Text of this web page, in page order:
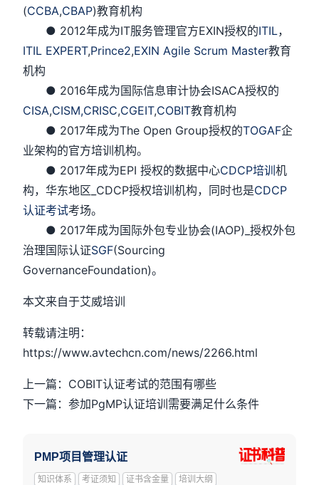
(CCBA,CBAP)教育机构
● 2012年成为IT服务管理官方EXIN授权的ITIL，
ITIL EXPERT,Prince2,EXIN Agile Scrum Master教育
机构
● 2016年成为国际信息审计协会ISACA授权的
CISA,CISM,CRISC,CGEIT,COBIT教育机构
● 2017年成为The Open Group授权的TOGAF企
业架构的官方培训机构。
● 2017年成为EPI 授权的数据中心CDCP培训机
构，华东地区_CDCP授权培训机构，同时也是CDCP
认证考试考场。
● 2017年成为国际外包专业协会(IAOP)_授权外包
治理国际认证SGF(Sourcing
GovernanceFoundation)。
本文来自于艾威培训
转载请注明：
https://www.avtechcn.com/news/2266.html
上一篇：COBIT认证考试的范围有哪些
下一篇：参加PgMP认证培训需要满足什么条件
PMP项目管理认证
知识体系 考证须知 证书含金量 培训大纲